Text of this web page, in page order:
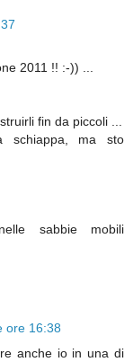
2011 !! :-)) ...
fin da piccoli ...
schiappa, ma sto
sabbie mobili
ore 16:38
anche io in una di